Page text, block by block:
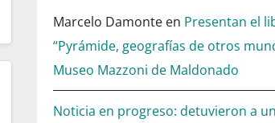
Marcelo Damonte en Presentan el
“Pyrámide, geografías de otros
Museo Mazzoni de Maldonado
Noticia en progreso: detuvieron a